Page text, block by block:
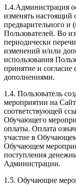
1.4.Администрация
изменять настоящий
предварительного и
Пользователей. Во
периодически
изменений и/или
использования
принятие и
дополнениями.
1.4. Пользователь
мероприятии на
соответствующей
Обучающего
оплаты. Оплата
участие в
Обучающем
поступления
Администрации.
1.5. Обучающие